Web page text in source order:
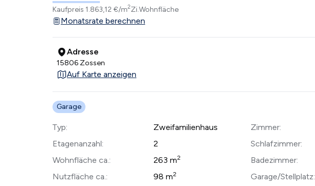
Kaufpreis 1.863,12 €/m2Zi.Wohnfläche
Monatsrate berechnen
Adresse
15806 Zossen
Auf Karte anzeigen
Garage
Typ:
Zweifamilienhaus
Etagenanzahl:
2
Wohnfläche ca.:
263 m2
Nutzfläche ca.: 98 m2
Zimmer:
Schlafzimmer:
Badezimmer:
Garage/Stellplatz: